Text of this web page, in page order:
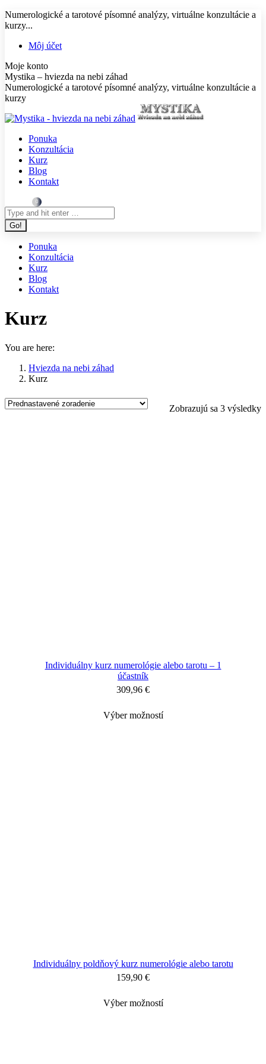
Skip
to
Numerologické a tarotové písomné analýzy, virtuálne konzultácie a
kurzy...
Facebook
opens
in
new
window
opens
in
new
window
Instagram
opens
in
new
window
YouTube
opens
in
new
window
Linkedin
opens
in
new
window
Pinterest
opens
in
new
window
Môj účet
Moje konto
Mystika – hviezda na nebi záhad
Numerologické a tarotové písomné analýzy, virtuálne konzultácie a
kurzy
Ponuka
Konzultácia
Kurz
Blog
Kontakt
0
Search:
Ponuka
Konzultácia
Kurz
Blog
Kontakt
Kurz
You are here:
Hviezda na nebi záhad
Kurz
Zobrazujú sa 3 výsledky
Individuálny kurz numerológie alebo tarotu – 1
účastník
309,96 €
Výber možností
Individuálny poldňový kurz numerológie alebo tarotu
159,90 €
Výber možností